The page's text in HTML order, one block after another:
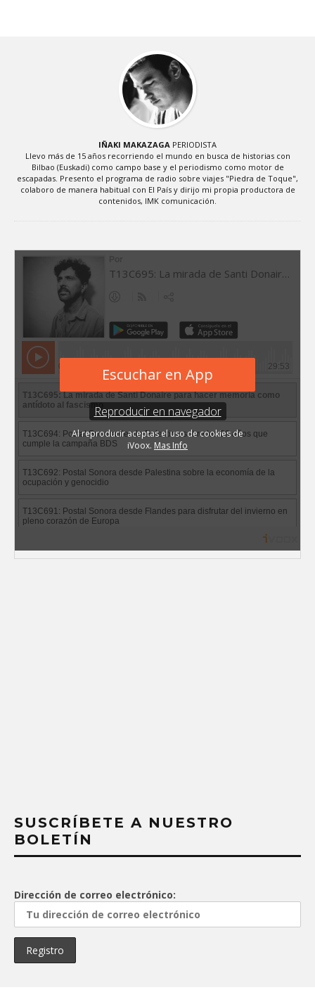
IÑAKI MAKAZAGA PERIODISTA
Llevo más de 15 años recorriendo el mundo en busca de historias con
Bilbao (Euskadi) como campo base y el periodismo como motor de
escapadas. Presento el programa de radio sobre viajes "Piedra de Toque",
colaboro de manera habitual con El País y dirijo mi propia productora de
contenidos, IMK comunicación.
SUSCRÍBETE A NUESTRO
BOLETÍN
Dirección de correo electrónico: